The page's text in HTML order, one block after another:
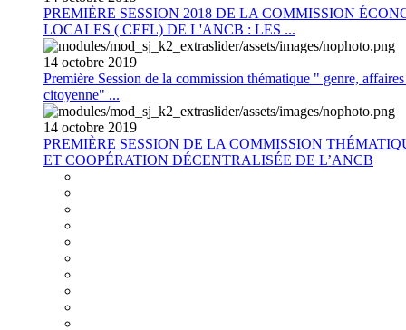
PREMIÈRE SESSION 2018 DE LA COMMISSION
LOCALES ( CEFL) DE L'ANCB : LES ...
14 octobre 2019
Première Session de la commission thématique " genre,
citoyenne" ...
14 octobre 2019
PREMIÈRE SESSION DE LA COMMISSION
ET COOPÉRATION DÉCENTRALISÉE DE L’ANCB